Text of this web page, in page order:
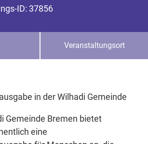
ID: 37856
Veranstaltungsort
in der Wilhadi Gemeinde
Gemeinde Bremen bietet
eine